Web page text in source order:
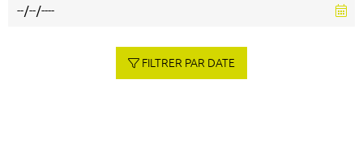
FILTRER PAR DATE